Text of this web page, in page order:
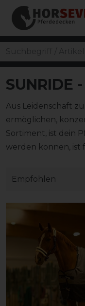
SUNRIDE -
Aus Leidenschaft
ermöglichen,
Sortiment, ist dein
werden können, ist